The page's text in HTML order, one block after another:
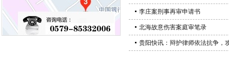
李庄案刑事再审申请书
北海故意伤害案庭审笔录
贵阳快讯：辩护律师依法抗争，